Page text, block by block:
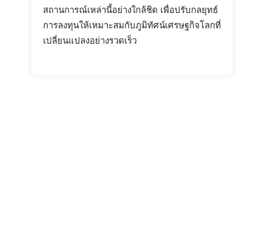
สถานการณ์เหล่านี้อย่างใกล้ชิด เพื่อปรับกลยุทธ์
การลงทุนให้เหมาะสมกับภูมิทัศน์เศรษฐกิจโลกที่
เปลี่ยนแปลงอย่างรวดเร็ว